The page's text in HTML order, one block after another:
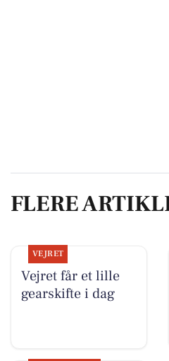
FLERE
VEJRET
Vejret får et lille
gearskifte i dag